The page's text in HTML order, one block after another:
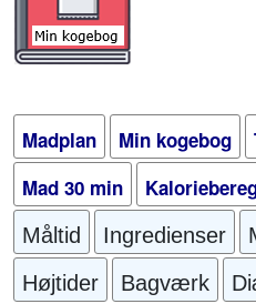
Madplan Min kogebog
Mad 30 min
Måltid Ingredienser
Højtider
Bagværk